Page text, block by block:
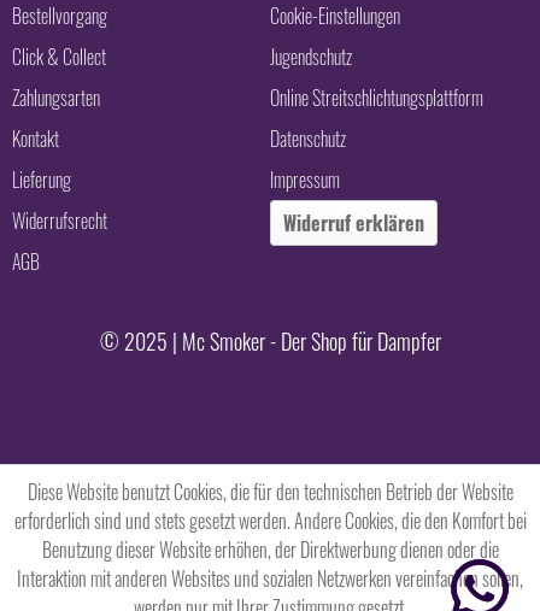
Bestellvorgang
Click & Collect
Zahlungsarten
Kontakt
Lieferung
Widerrufsrecht
AGB
Cookie-Einstellungen
Jugendschutz
Online Streitschlichtungsplattform
Datenschutz
Impressum
Widerruf erklären
© 2025 | Mc Smoker - Der Shop für Dampfer
Diese Website benutzt Cookies, die für den technischen Betrieb der Website
erforderlich sind und stets gesetzt werden. Andere Cookies, die den Komfort bei
Benutzung dieser Website erhöhen, der Direktwerbung dienen oder die
Interaktion mit anderen Websites und sozialen Netzwerken vereinfachen sollen,